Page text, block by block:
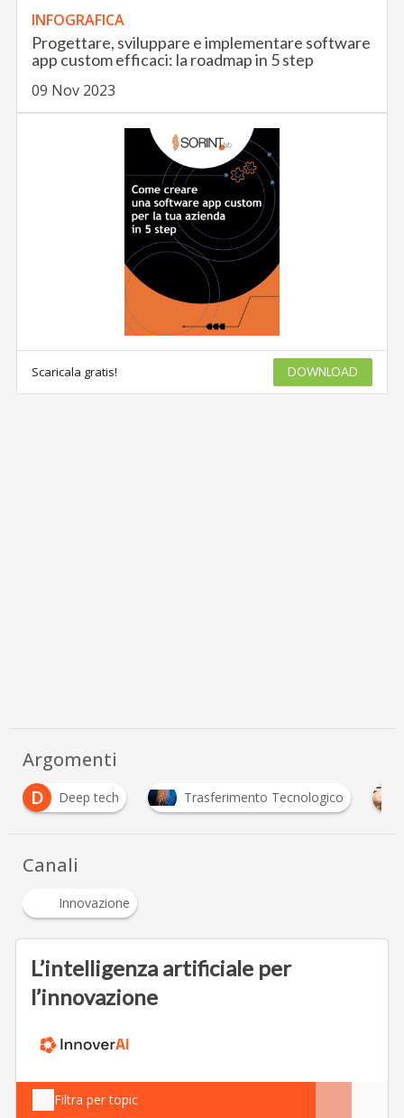
INFOGRAFICA
Progettare, sviluppare e implementare software
app custom efficaci: la roadmap in 5 step
09 Nov 2023
Scaricala gratis! DOWNLOAD
Argomenti
Trasferimento Tecnologico Venture Capital
Canali
Innovazione
L’intelligenza artificiale per
l’innovazione
Filtra per topic